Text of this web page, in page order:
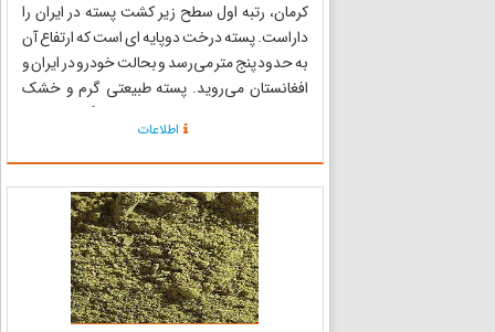
کرمان، رتبه اول سطح زیر کشت پسته در ایران را
داراست. پسته درخت دوپایه ای است که ارتفاع آن
به حدود پنج متر می‌رسد و بحالت خودرو در ایران و
افغانستان می‌روید. پسته طبیعتی گرم و خشک
دارد و حاوی مقدار زیادی پروتئین گیاهی، مواد
نشاسته‌ای غنی و مواد معدنی‌ای نظیر پتاسیم و
منیزیم است که بسی...
اطلاعات